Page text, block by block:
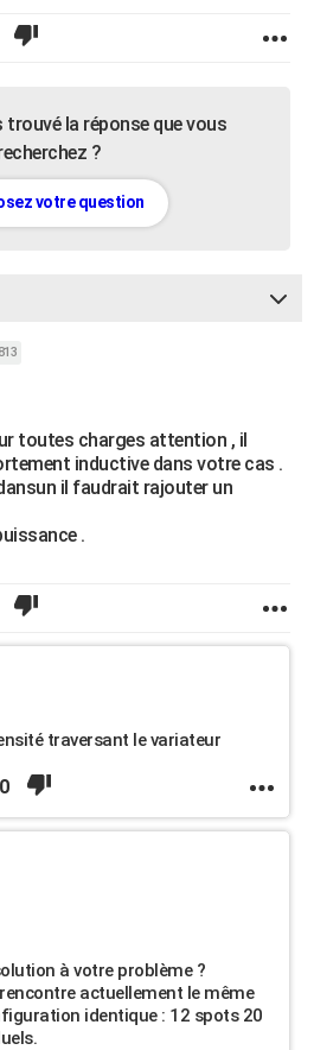
trouvé la réponse que vous
?
votre question
toutes charges attention , il
inductive dans votre cas .
il faudrait rajouter un
.
traversant le variateur
0
à votre problème ?
actuellement le même
identique : 12 spots 20